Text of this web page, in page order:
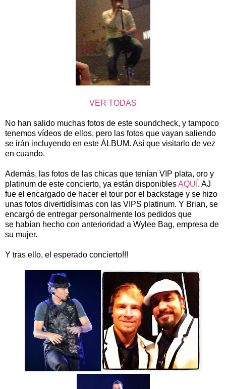
VER TODAS
No han salido muchas fotos de este soundcheck, y tampoco
tenemos vídeos de ellos, pero las fotos que vayan saliendo
se irán incluyendo en este ÁLBUM. Así que visitarlo de vez
en cuando.
Además, las fotos de las chicas que tenían VIP plata, oro y
platinum de este concierto, ya están disponiblesAQUÍ . AJ
fue el encargado de hacer el tour por el backstage y se hizo
unas fotos divertidísimas con las VIPS platinum. Y Brian, se
encargó de entregar personalmente los pedidos que
se habían hecho con anterioridad a Wylee Bag, empresa de
su mujer.
Y tras ello, el esperado concierto!!!